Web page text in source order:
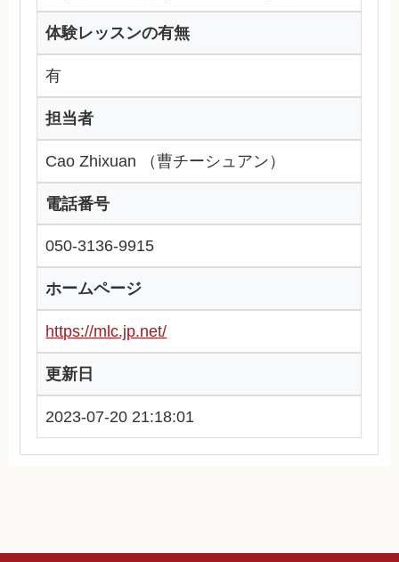
体験レッスンの有無
有
担当者
Cao Zhixuan （曹チーシュアン）
電話番号
050-3136-9915
ホームページ
https://mlc.jp.net/
更新日
2023-07-20 21:18:01